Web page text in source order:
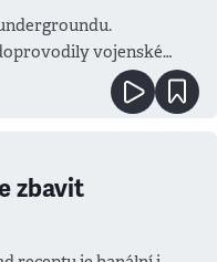
vojenské
zbavit